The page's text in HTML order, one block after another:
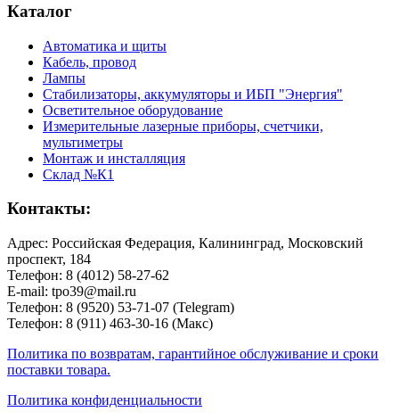
Каталог
Автоматика и щиты
Кабель, провод
Лампы
Стабилизаторы, аккумуляторы и ИБП "Энергия"
Осветительное оборудование
Измерительные лазерные приборы, счетчики,
мультиметры
Монтаж и инсталляция
Склад №К1
Контакты:
Адрес: Российская Федерация, Калининград, Московский
проспект, 184
Телефон: 8 (4012) 58-27-62
E-mail: tpo39@mail.ru
Телефон: 8 (9520) 53-71-07 (Telegram)
Телефон: 8 (911) 463-30-16 (Макс)
Политика по возвратам, гарантийное обслуживание и сроки
поставки товара.
Политика конфиденциальности